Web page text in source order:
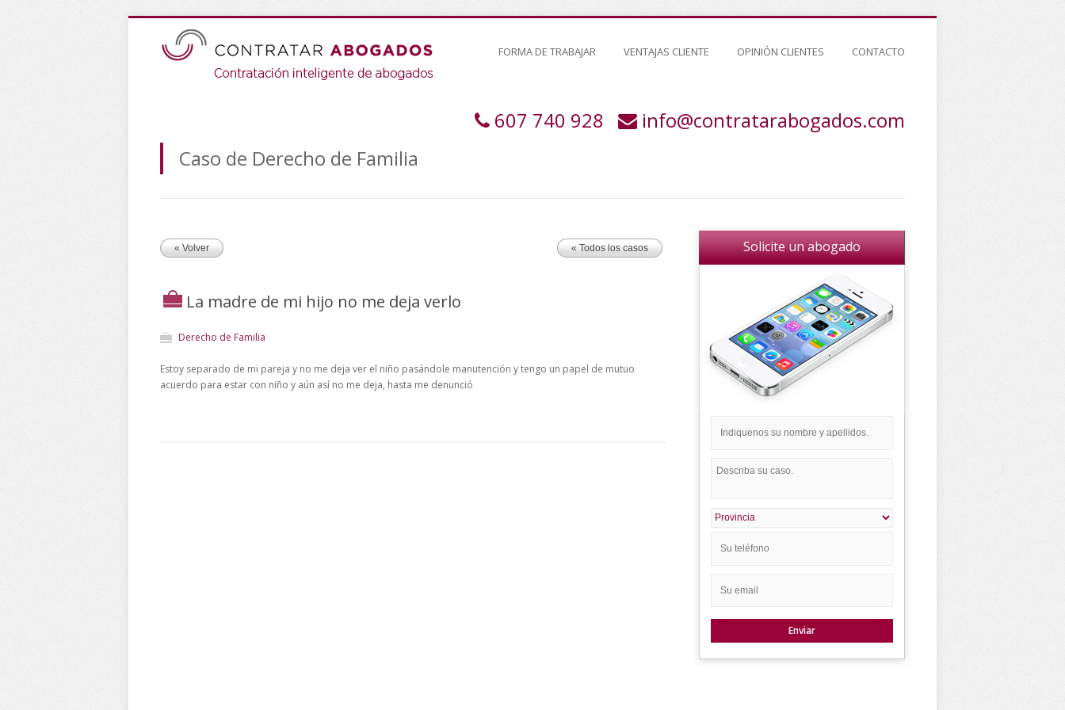
FORMA DE TRABAJAR VENTAJAS CLIENTE OPINIÓN CLIENTES CONTACTO
607 740 928
info@contratarabogados.com
Caso de Derecho de Familia
« Volver « Todos los casos
La madre de mi hijo no me deja verlo
Derecho de Familia
Estoy separado de mi pareja y no me deja ver el niño pasándole manutención y tengo un papel de mutuo
acuerdo para estar con niño y aún así no me deja, hasta me denunció
Solicite un abogado